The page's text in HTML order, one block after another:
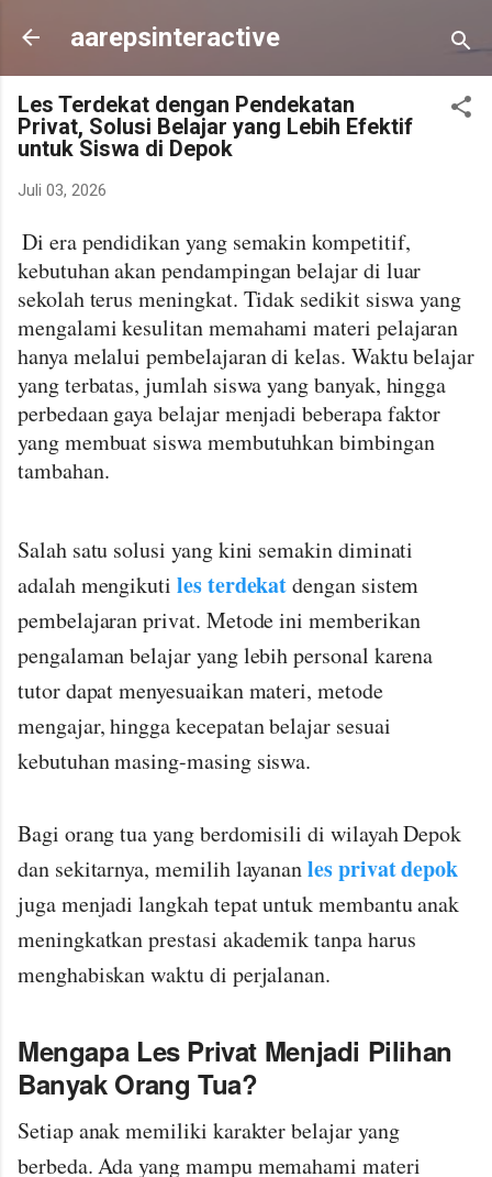
Langsung ke konten utama
aarepsinteractive
Les Terdekat dengan Pendekatan
Privat, Solusi Belajar yang Lebih Efektif
untuk Siswa di Depok
Juli 03, 2026
Di era pendidikan yang semakin kompetitif,
kebutuhan akan pendampingan belajar di luar
sekolah terus meningkat. Tidak sedikit siswa yang
mengalami kesulitan memahami materi pelajaran
hanya melalui pembelajaran di kelas. Waktu belajar
yang terbatas, jumlah siswa yang banyak, hingga
perbedaan gaya belajar menjadi beberapa faktor
yang membuat siswa membutuhkan bimbingan
tambahan.
Salah satu solusi yang kini semakin diminati
adalah mengikuti les terdekatdengan sistem
pembelajaran privat. Metode ini memberikan
pengalaman belajar yang lebih personal karena
tutor dapat menyesuaikan materi, metode
mengajar, hingga kecepatan belajar sesuai
kebutuhan masing-masing siswa.
Bagi orang tua yang berdomisili di wilayah Depok
dan sekitarnya, memilih layananles privat depok
juga menjadi langkah tepat untuk membantu anak
meningkatkan prestasi akademik tanpa harus
menghabiskan waktu di perjalanan.
Mengapa Les Privat Menjadi Pilihan
Banyak Orang Tua?
Setiap anak memiliki karakter belajar yang
berbeda. Ada yang mampu memahami materi